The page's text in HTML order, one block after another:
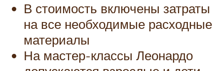
В стоимость включены затраты
на все необходимые расходные
материалы
На мастер-классы Леонардо